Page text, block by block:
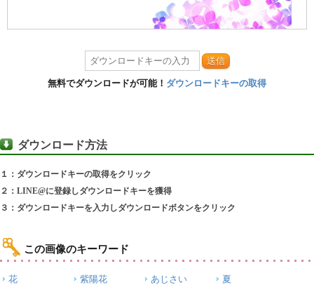
送信
無料でダウンロードが可能！ ダウンロードキーの取得
ダウンロード方法
１：ダウンロードキーの取得をクリック
２：LINE@に登録しダウンロードキーを獲得
３：ダウンロードキーを入力しダウンロードボタンをクリック
この画像のキーワード
花 紫陽花 あじさい
夏